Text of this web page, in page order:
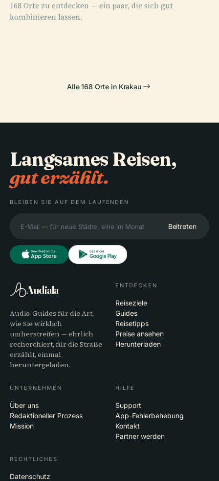
168 Orte zu entdecken — ein paar, die sich gut
kombinieren lassen.
PLACE
PLACE
Alle 168 Orte in Krakau
Langsames Reisen,
gut erzählt.
BLEIBEN SIE AUF DEM LAUFENDEN
Beitreten
Audiala
Audio-Guides für die Art,
wie Sie wirklich
umherstreifen — ehrlich
recherchiert, für die Straße
erzählt, einmal
heruntergeladen.
ENTDECKEN
Reiseziele
Guides
Reisetipps
Preise ansehen
Herunterladen
UNTERNEHMEN
Über uns
Redaktioneller Prozess
Mission
HILFE
Support
App-Fehlerbehebung
Kontakt
Partner werden
RECHTLICHES
Datenschutz